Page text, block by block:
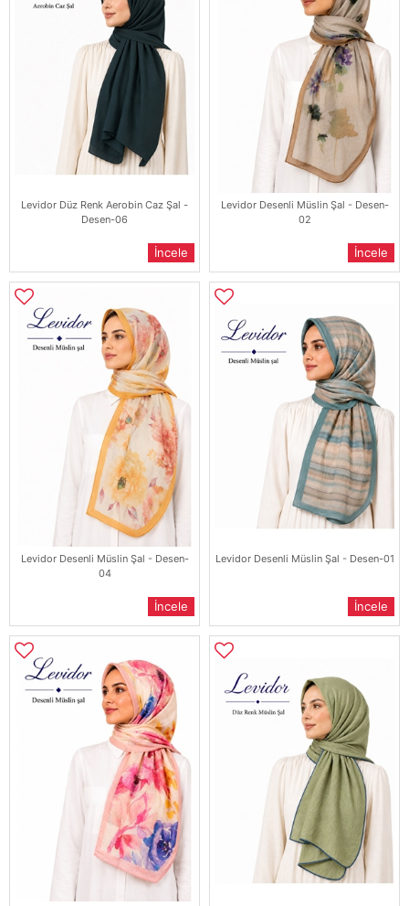
Levidor Düz Renk Aerobin Caz Şal -
Desen-06
İncele
Levidor Desenli Müslin Şal - Desen-
02
İncele
Levidor Desenli Müslin Şal - Desen-
04
İncele
Levidor Desenli Müslin Şal - Desen-01
İncele